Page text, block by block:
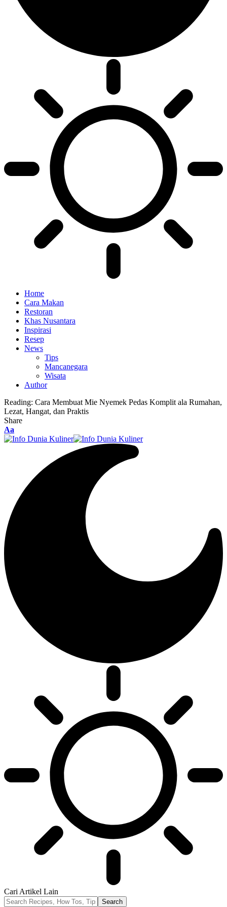
Home
Cara Makan
Restoran
Khas Nusantara
Inspirasi
Resep
News
Tips
Mancanegara
Wisata
Author
Reading: Cara Membuat Mie Nyemek Pedas Komplit ala Rumahan,
Lezat, Hangat, dan Praktis
Share
Font
Resizer
Aa
Cari Artikel Lain